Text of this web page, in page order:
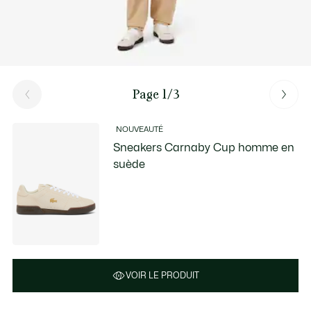
Page 1/3
NOUVEAUTÉ
Sneakers Carnaby Cup homme en
suède
VOIR LE PRODUIT